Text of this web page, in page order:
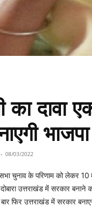
का दावा
भाजपा
- 08/03/2022
चुनाव के परिणाम को लेकर 10
उत्तराखंड में सरकार बनाने
फिर उत्तराखंड में सरकार